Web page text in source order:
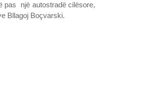
pas një autostradë cilësore,
Bllagoj Boçvarski.